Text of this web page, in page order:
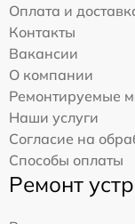
Оплата и
Контакты
Вакансии
О компании
Ремонтируемые
Наши услуги
Согласие на
Способы оплаты
Ремонт